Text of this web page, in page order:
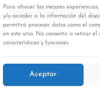
Para ofrecer las mejores
y/o acceder a la información del
permitirá procesar datos como el
en este sitio. No consentir o retirar
características y funciones.
Aceptar